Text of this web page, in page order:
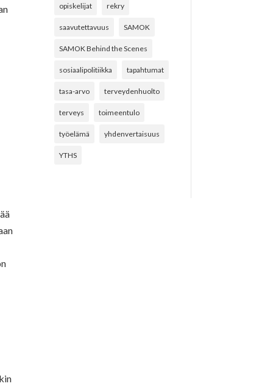
opiskelijat rekry
saavutettavuus SAMOK
SAMOK Behind the Scenes
sosiaalipolitiikka tapahtumat
tasa-arvo terveydenhuolto
terveys toimeentulo
työelämä yhdenvertaisuus
YTHS